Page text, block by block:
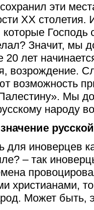
эти
XX
которые Господь
Значит, мы
20 лет
возрождение.
возможность
Мы
народу
для иноверцев
– так
христианами,
Может быть,